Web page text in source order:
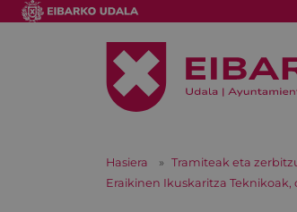
Hasiera Tramiteak eta
Eraikinen Ikuskaritza